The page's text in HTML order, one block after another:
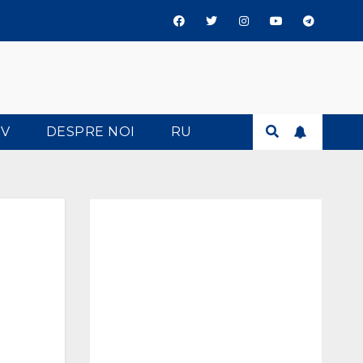
DESPRE NOI RU